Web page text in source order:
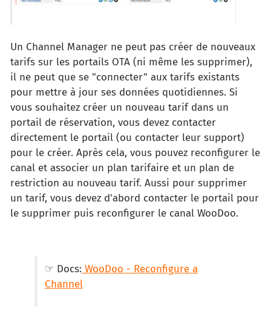
Un Channel Manager ne peut pas créer de nouveaux
tarifs sur les portails OTA (ni même les supprimer),
il ne peut que se "connecter" aux tarifs existants
pour mettre à jour ses données quotidiennes. Si
vous souhaitez créer un nouveau tarif dans un
portail de réservation, vous devez contacter
directement le portail (ou contacter leur support)
pour le créer. Après cela, vous pouvez reconfigurer le
canal et associer un plan tarifaire et un plan de
restriction au nouveau tarif. Aussi pour supprimer
un tarif, vous devez d'abord contacter le portail pour
le supprimer puis reconfigurer le canal WooDoo.
☞ Docs: WooDoo - Reconfigure a
Channel